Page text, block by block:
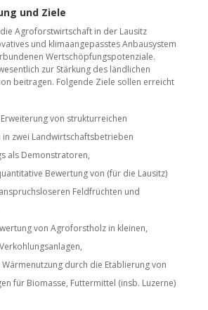
und Ziele
Agroforstwirtschaft in der Lausitz
und klimaangepasstes Anbausystem
Wertschöpfungspotenziale.
zur Stärkung des ländlichen
beitragen. Folgende Ziele sollen erreicht
von strukturreichen
zwei Landwirtschaftsbetrieben
als Demonstratoren,
Bewertung von (für die Lausitz)
Feldfrüchten und
von Agroforstholz in kleinen,
durch die Etablierung von
für Biomasse, Futtermittel (insb. Luzerne)